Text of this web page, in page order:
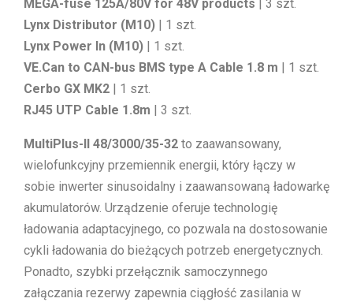
MEGA-fuse 125A/80V for 48V products | 3 szt.
Lynx Distributor (M10) | 1 szt.
Lynx Power In (M10) | 1 szt.
VE.Can to CAN-bus BMS type A Cable 1.8 m | 1 szt.
Cerbo GX MK2 | 1 szt.
RJ45 UTP Cable 1.8m | 3 szt.
MultiPlus-II 48/3000/35-32 to zaawansowany,
wielofunkcyjny przemiennik energii, który łączy w
sobie inwerter sinusoidalny i zaawansowaną ładowarkę
akumulatorów. Urządzenie oferuje technologię
ładowania adaptacyjnego, co pozwala na dostosowanie
cykli ładowania do bieżących potrzeb energetycznych.
Ponadto, szybki przełącznik samoczynnego
załączania rezerwy zapewnia ciągłość zasilania w